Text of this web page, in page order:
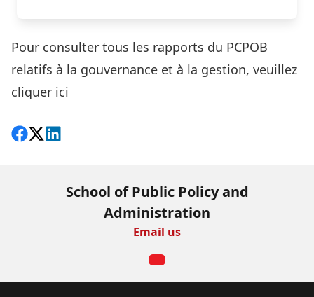
Pour consulter tous les rapports du PCPOB
relatifs à la gouvernance et à la gestion, veuillez
cliquer ici
Share on Facebook
Follow on X
View on LinkedIn
School of Public Policy and
Administration
Email us